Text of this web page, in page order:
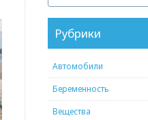
Рубрики
Автомобили
Беременность
Вещества